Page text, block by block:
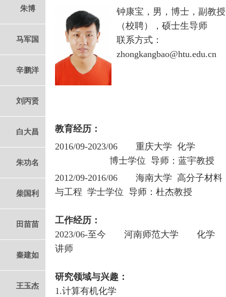
朱博
马军国
辛鹏洋
刘丙贤
白大昌
朱功名
柴国利
田苗苗
秦建如
王玉杰
钟康宝，男，博士， 副教授
（校聘）
，硕士生导师
联系方式：
zhongkangbao@htu.edu.cn
教育经历：
2016/09-2023/06 重庆大学 化学
博士学位 导师：蓝宇教授
2012/09-2016/06 海南大学 高分子材料
与工程 学士学位 导师：杜杰教授
工作经历：
2023/06-至今 河南师范大学 化学
讲师
研究领域与兴趣：
1.计算有机化学